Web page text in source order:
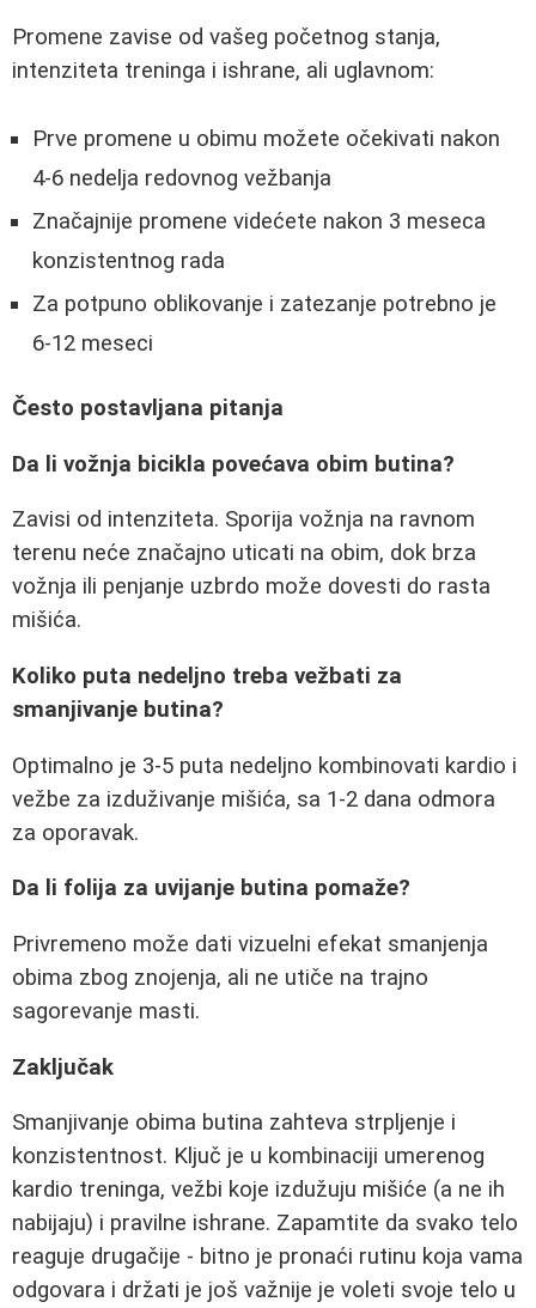
Promene zavise od vašeg početnog stanja,
intenziteta treninga i ishrane, ali uglavnom:
Prve promene u obimu možete očekivati nakon
4-6 nedelja redovnog vežbanja
Značajnije promene videćete nakon 3 meseca
konzistentnog rada
Za potpuno oblikovanje i zatezanje potrebno je
6-12 meseci
Često postavljana pitanja
Da li vožnja bicikla povećava obim butina?
Zavisi od intenziteta. Sporija vožnja na ravnom
terenu neće značajno uticati na obim, dok brza
vožnja ili penjanje uzbrdo može dovesti do rasta
mišića.
Koliko puta nedeljno treba vežbati za
smanjivanje butina?
Optimalno je 3-5 puta nedeljno kombinovati kardio i
vežbe za izduživanje mišića, sa 1-2 dana odmora
za oporavak.
Da li folija za uvijanje butina pomaže?
Privremeno može dati vizuelni efekat smanjenja
obima zbog znojenja, ali ne utiče na trajno
sagorevanje masti.
Zaključak
Smanjivanje obima butina zahteva strpljenje i
konzistentnost. Ključ je u kombinaciji umerenog
kardio treninga, vežbi koje izdužuju mišiće (a ne ih
nabijaju) i pravilne ishrane. Zapamtite da svako telo
reaguje drugačije - bitno je pronaći rutinu koja vama
odgovara i držati je još važnije je voleti svoje telo u